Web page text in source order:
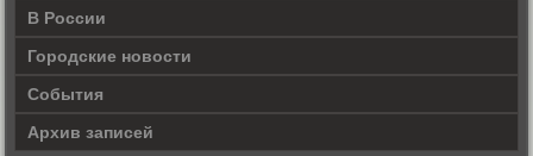
В России
Городские новости
События
Архив записей